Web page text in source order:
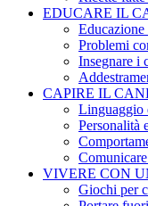
EDUCARE IL
Educazione
Problemi
Insegnare i
CAPIRE IL
Linguaggio
Personalità
VIVERE CON
Giochi per